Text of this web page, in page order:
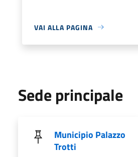
VAI ALLA PAGINA
Sede principale
Municipio Palazzo
Trotti